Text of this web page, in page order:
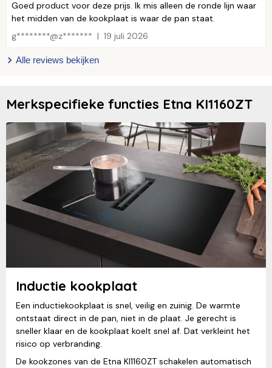
Goed product voor deze prijs. Ik mis alleen de ronde lijn waar
het midden van de kookplaat is waar de pan staat.
g********@z*******
19 juli 2026
Alle reviews bekijken
Merkspecifieke functies Etna KI1160ZT
Inductie kookplaat
Een inductiekookplaat is snel, veilig en zuinig. De warmte
ontstaat direct in de pan, niet in de plaat. Je gerecht is
sneller klaar en de kookplaat koelt snel af. Dat verkleint het
risico op verbranding.
De kookzones van de Etna KI1160ZT schakelen automatisch